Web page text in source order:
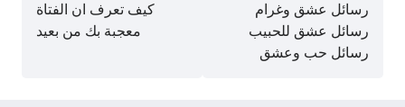
رسائل عشق وغرام
رسائل عشق للحبيب
رسائل حب وعشق
كيف تعرف ان الفتاة
معجبة بك من بعيد